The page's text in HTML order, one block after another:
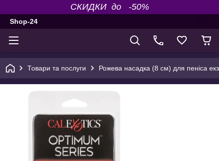
СКИДКИ до -50%
Shop-24
Товари та послуги Рожева насадка (8 см) для пеніса